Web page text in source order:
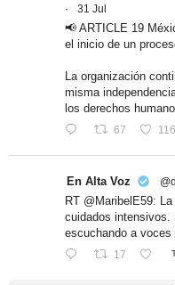
·
31 Jul
📢 ARTICLE 19
el inicio de un
La organización
misma
los derechos
67 116
En Alta Voz
RT @MaribelE59:
cuidados intensivos.
escuchando a
17